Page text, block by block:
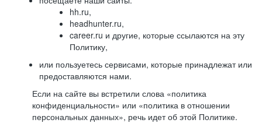
hh.ru,
headhunter.ru,
career.ru и другие, которые ссылаются на эту
Политику,
или пользуетесь сервисами, которые принадлежат или
предоставляются нами.
Если на сайте вы встретили слова «политика
конфиденциальности» или «политика в отношении
персональных данных», речь идет об этой Политике.